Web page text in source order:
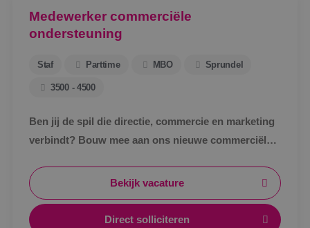
Medewerker commerciële
ondersteuning
Staf Parttime MBO Sprundel
3500 - 4500
Ben jij de spil die directie, commercie en marketing
verbindt? Bouw mee aan ons nieuwe commerciële
BINK.&nbsp;
Bekijk vacature
Direct solliciteren